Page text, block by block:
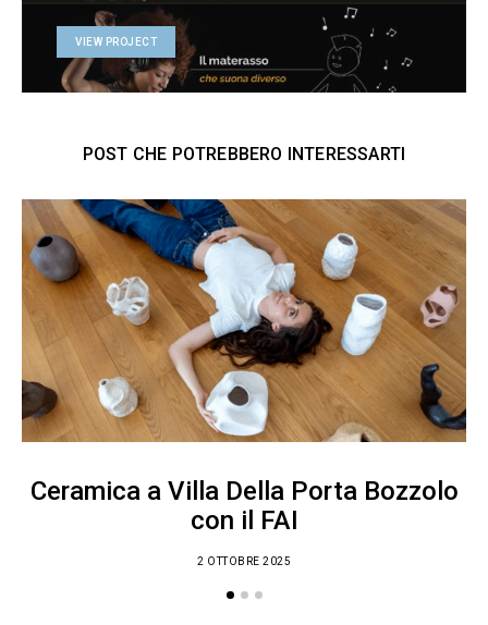
VIEW PROJECT
POST CHE POTREBBERO INTERESSARTI
Ceramica a Villa Della Porta Bozzolo
con il FAI
2 OTTOBRE 2025